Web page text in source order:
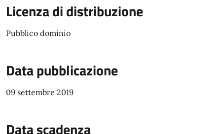
Licenza di distribuzione
Pubblico dominio
Data pubblicazione
09 settembre 2019
Data scadenza